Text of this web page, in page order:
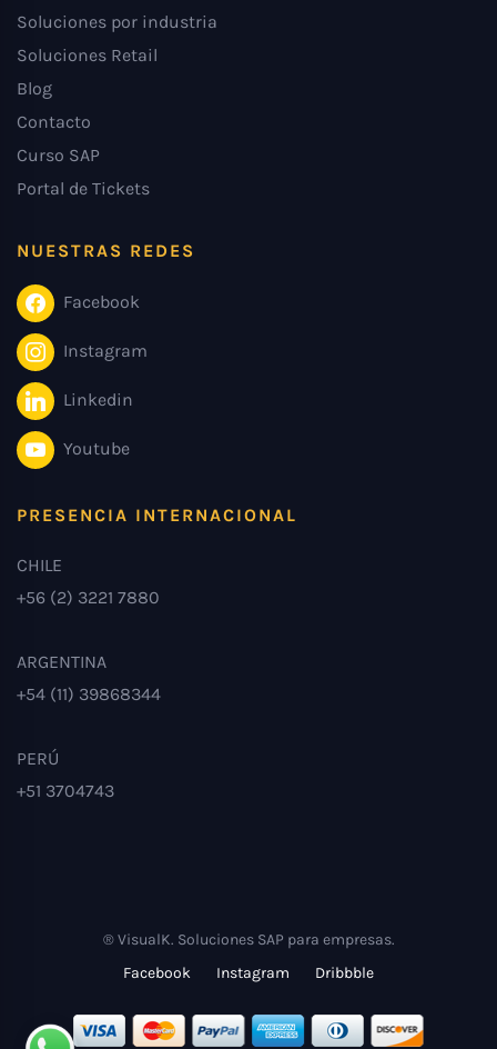
Soluciones por industria
Soluciones Retail
Blog
Contacto
Curso SAP
Portal de Tickets
NUESTRAS REDES
Facebook
Instagram
Linkedin
Youtube
PRESENCIA INTERNACIONAL
CHILE
+56 (2) 3221 7880
ARGENTINA
+54 (11) 39868344
PERÚ
+51 3704743
® VisualK. Soluciones SAP para empresas.
Facebook
Instagram Dribbble